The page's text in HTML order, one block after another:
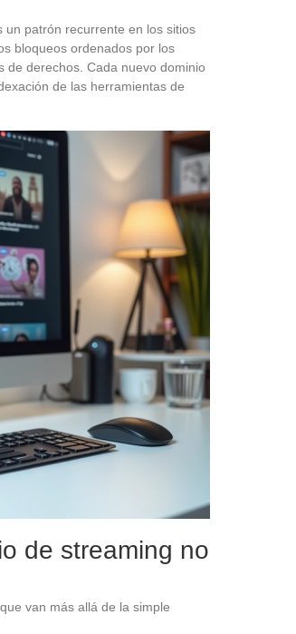
un patrón recurrente en los sitios
bloqueos ordenados por los
de derechos. Cada nuevo dominio
de las herramientas de
de streaming no
van más allá de la simple